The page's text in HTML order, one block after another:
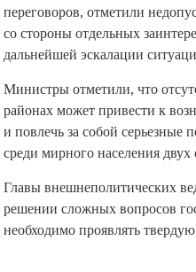
переговоров, отметили
со стороны отдельных
дальнейшей эскалации
Министры отметили, что
районах может привести к
и повлечь за собой серьезные
среди мирного населения двух
Главы внешнеполитических
решении сложных вопросов
необходимо проявлять